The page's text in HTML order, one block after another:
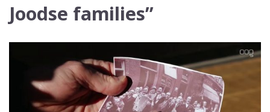
Joodse families”